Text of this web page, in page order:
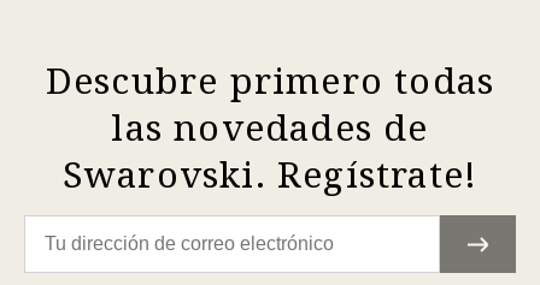
Descubre primero todas
las novedades de
Swarovski. Regístrate!